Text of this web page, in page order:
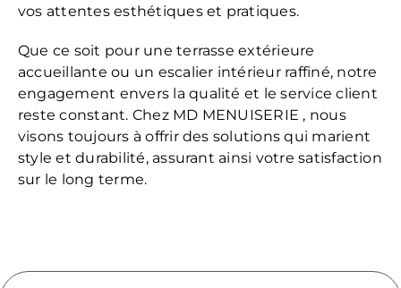
vos attentes esthétiques et pratiques.
Que ce soit pour une terrasse extérieure
accueillante ou un escalier intérieur raffiné, notre
engagement envers la qualité et le service client
reste constant. Chez MD MENUISERIE , nous
visons toujours à offrir des solutions qui marient
style et durabilité, assurant ainsi votre satisfaction
sur le long terme.